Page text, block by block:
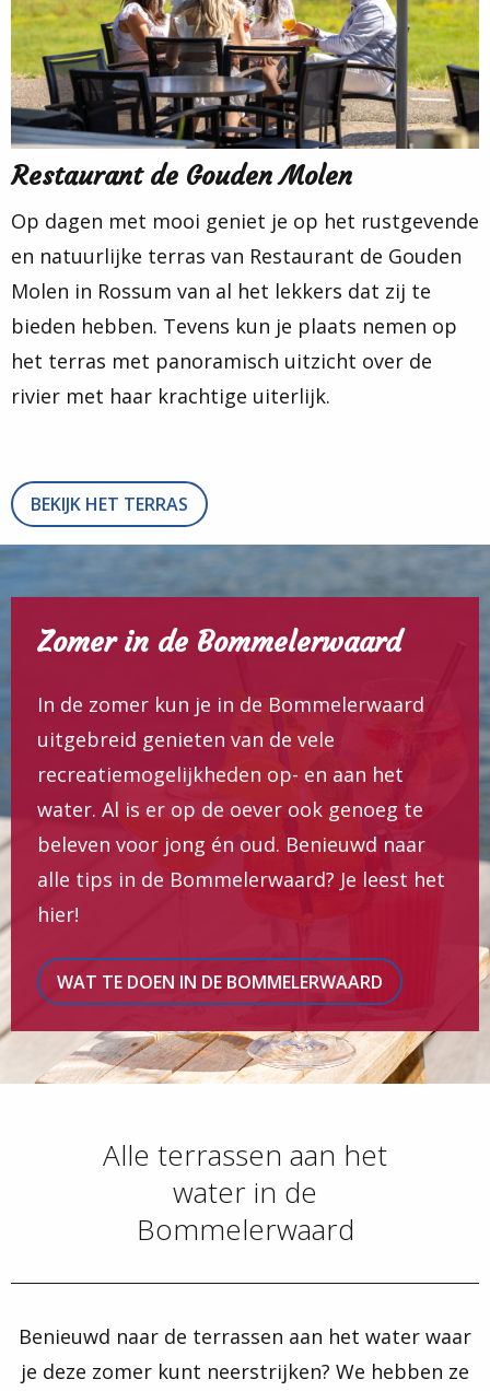
Restaurant de Gouden Molen
Op dagen met mooi geniet je op het rustgevende
en natuurlijke terras van Restaurant de Gouden
Molen in Rossum van al het lekkers dat zij te
bieden hebben. Tevens kun je plaats nemen op
het terras met panoramisch uitzicht over de
rivier met haar krachtige uiterlijk.
BEKIJK HET TERRAS
Zomer in de Bommelerwaard
In de zomer kun je in de Bommelerwaard
uitgebreid genieten van de vele
recreatiemogelijkheden op- en aan het
water. Al is er op de oever ook genoeg te
beleven voor jong én oud. Benieuwd naar
alle tips in de Bommelerwaard? Je leest het
hier!
WAT TE DOEN IN DE BOMMELERWAARD
Alle terrassen aan het
water in de
Bommelerwaard
Benieuwd naar de terrassen aan het water waar
je deze zomer kunt neerstrijken? We hebben ze